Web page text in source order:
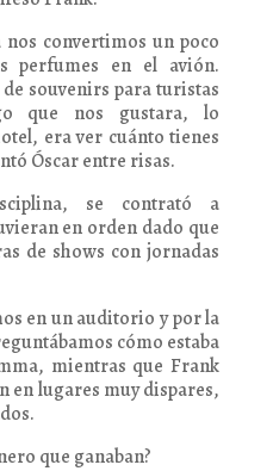
convertimos un poco
perfumes en el avión.
souvenirs para turistas
que nos gustara, lo
era ver cuánto tienes
Óscar entre risas.
se contrató a
en orden dado que
de shows con jornadas
en un auditorio y por la
cómo estaba
mientras que Frank
en lugares muy dispares,
que ganaban?